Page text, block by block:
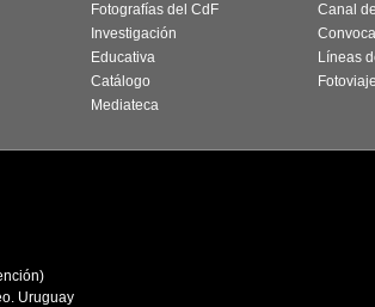
Fotografías del CdF
Investigación
Educativa
Catálogo
Mediateca
Canal
Líneas
Uruguay